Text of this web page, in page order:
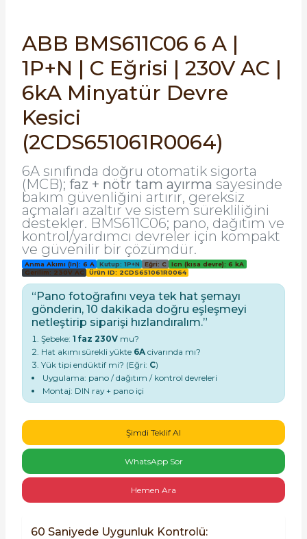
Kesiciler
Şalterleri
Yol Vericiler
Pako Şalterler
SIMATIC TIA PORTAL HMI Yazılımları
SIMATIC Yazılım Paketleri
SIRIUS SAFETY
WinCC Unified Runtime Yazılımları
ABB BMS611C06 6 A |
1P+N | C Eğrisi | 230V AC |
6kA Minyatür Devre
Kesici
(2CDS651061R0064)
6A sınıfında doğru otomatik sigorta
(MCB); faz + nötr tam ayırma sayesinde
bakım güvenliğini artırır, gereksiz
açmaları azaltır ve sistem sürekliliğini
destekler. BMS611C06; pano, dağıtım ve
kontrol/yardımcı devreler için kompakt
ve güvenilir bir çözümdür.
Anma Akımı (In): 6 A Kutup: 1P+N Eğri: C
Icn (kısa devre): 6 kA
Gerilim: 230V AC
Ürün ID: 2CDS651061R0064
“Pano fotoğrafını veya tek hat şemayı
gönderin, 10 dakikada doğru eşleşmeyi
netleştirip siparişi hızlandıralım.”
Şebeke: 1 faz 230Vmu?
Hat akımı sürekli yükte 6Acivarında mı?
Yük tipi endüktif mi? (Eğri: C)
Uygulama: pano / dağıtım / kontrol devreleri
Montaj: DIN ray + pano içi
Şimdi Teklif Al
WhatsApp Sor
Hemen Ara
60 Saniyede Uygunluk Kontrolü: